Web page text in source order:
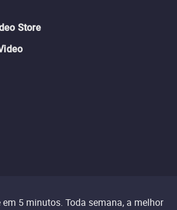
Store
5 minutos. Toda semana, a melhor